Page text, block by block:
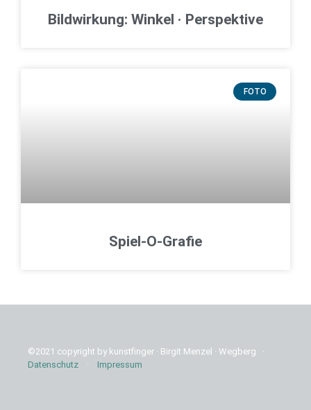
Bildwirkung: Winkel · Perspektive
FOTO
Spiel-O-Grafie
©2021 copyright by kunstfinger · Birgit Menzel · Wegberg ·
Datenschutz · Impressum